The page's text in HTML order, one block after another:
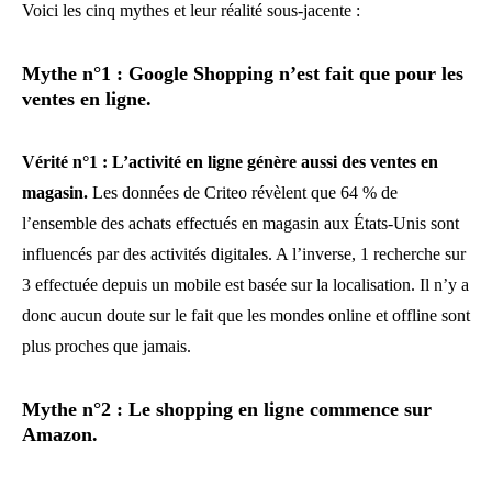
Voici les cinq mythes et leur réalité sous-jacente :
Mythe n°1 : Google Shopping n’est fait que pour les
ventes en ligne.
Vérité n°1 : L’activité en ligne génère aussi des ventes en
magasin. Les données de Criteo révèlent que 64 % de
l’ensemble des achats effectués en magasin aux États-Unis sont
influencés par des activités digitales. A l’inverse, 1 recherche sur
3 effectuée depuis un mobile est basée sur la localisation. Il n’y a
donc aucun doute sur le fait que les mondes online et offline sont
plus proches que jamais.
Mythe n°2 : Le shopping en ligne commence sur
Amazon.